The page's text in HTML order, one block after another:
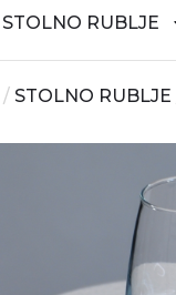
STOLNO RUBLJE
/ STOLNO RUBLJE